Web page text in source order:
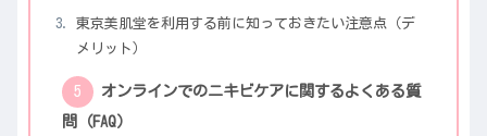
東京美肌堂を利用する前に知っておきたい注意点（デ
メリット）
オンラインでのニキビケアに関するよくある質
問（FAQ）